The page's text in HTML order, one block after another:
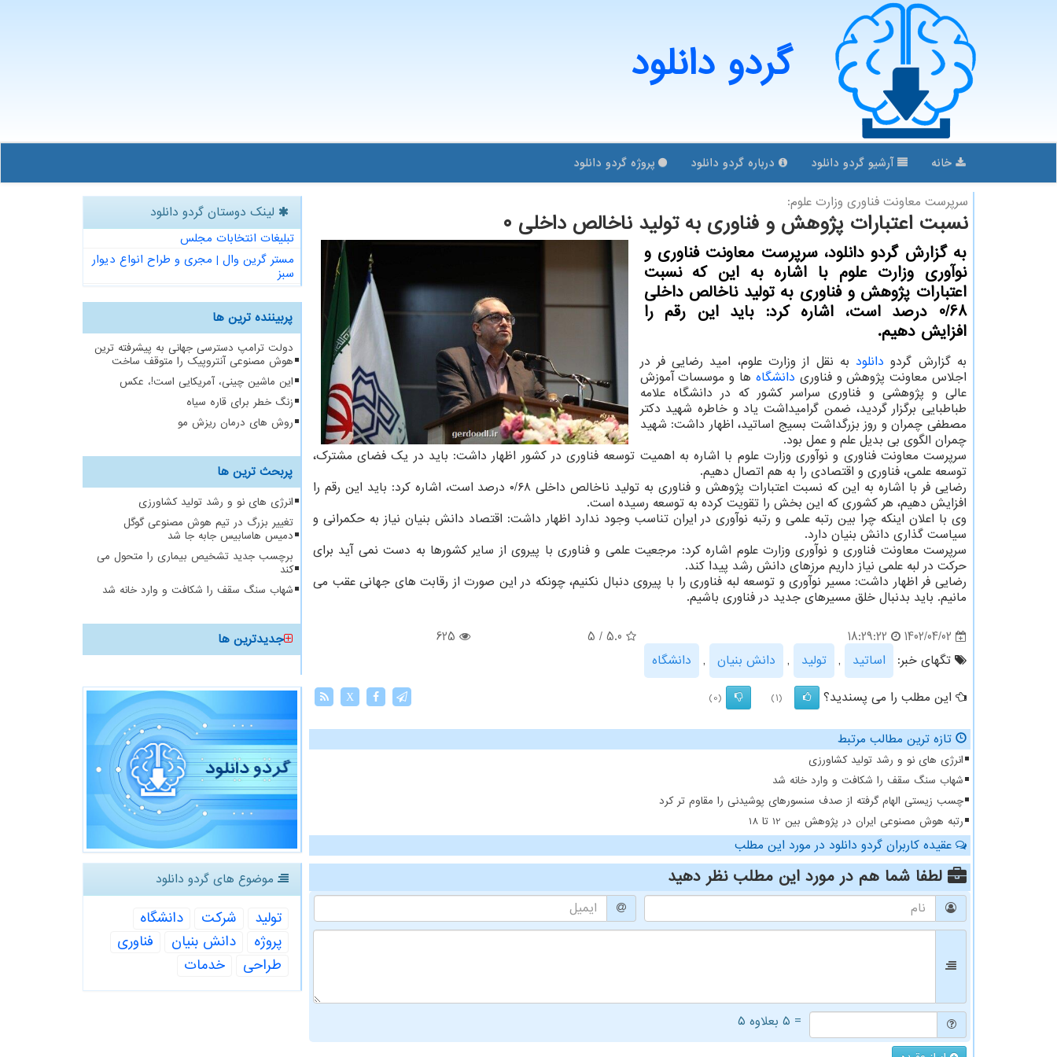
گردو دانلود
خانه آرشیو گردو دانلود درباره گردو دانلود پروژه گردو دانلود
سرپرست معاونت فناوری وزارت علوم:
نسبت اعتبارات پژوهش و فناوری به تولید ناخالص داخلی ۰
به گزارش گردو دانلود، سرپرست معاونت فناوری و
نوآوری وزارت علوم با اشاره به این که نسبت
اعتبارات پژوهش و فناوری به تولید ناخالص داخلی
0/68 درصد است، اشاره کرد: باید این رقم را
افزایش دهیم.
به گزارش گردو دانلود به نقل از وزارت علوم، امید رضایی فر در
اجلاس معاونت پژوهش و فناوری دانشگاه ها و موسسات آموزش
عالی و پژوهشی و فناوری سراسر کشور که در دانشگاه علامه
طباطبایی برگزار گردید، ضمن گرامیداشت یاد و خاطره شهید دکتر
مصطفی چمران و روز بزرگداشت بسیج اساتید، اظهار داشت: شهید
چمران الگوی بی بدیل علم و عمل بود.
سرپرست معاونت فناوری و نوآوری وزارت علوم با اشاره به اهمیت توسعه فناوری در کشور اظهار داشت: باید در یک فضای مشترک،
توسعه علمی، فناوری و اقتصادی را به هم اتصال دهیم.
رضایی فر با اشاره به این که نسبت اعتبارات پژوهش و فناوری به تولید ناخالص داخلی ۰/۶۸ درصد است، اشاره کرد: باید این رقم را
افزایش دهیم، هر کشوری که این بخش را تقویت کرده به توسعه رسیده است.
وی با اعلان اینکه چرا بین رتبه علمی و رتبه نوآوری در ایران تناسب وجود ندارد اظهار داشت: اقتصاد دانش بنیان نیاز به حکمرانی و
سیاست گذاری دانش بنیان دارد.
سرپرست معاونت فناوری و نوآوری وزارت علوم اشاره کرد: مرجعیت علمی و فناوری با پیروی از سایر کشورها به دست نمی آید برای
حرکت در لبه علمی نیاز داریم مرزهای دانش رشد پیدا کند.
رضایی فر اظهار داشت: مسیر نوآوری و توسعه لبه فناوری را با پیروی دنبال نکنیم، چونکه در این صورت از رقابت های جهانی عقب می
مانیم. باید بدنبال خلق مسیرهای جدید در فناوری باشیم.
1402/04/02
18:29:22
5.0
/
5
625
تگهای خبر:
اساتید , تولید , دانش بنیان ,
دانشگاه
این مطلب را می پسندید؟
(1)
(0)
X
تازه ترین مطالب مرتبط
انرژی های نو و رشد تولید کشاورزی
شهاب سنگ سقف را شکافت و وارد خانه شد
چسب زیستی الهام گرفته از صدف سنسورهای پوشیدنی را مقاوم تر کرد
رتبه هوش مصنوعی ایران در پژوهش بین 12 تا 18
عقیده کاربران گردو دانلود در مورد این مطلب
لطفا شما هم در مورد این مطلب نظر دهید
= ۵ بعلاوه ۵
لینک دوستان گردو دانلود
تبلیغات انتخابات مجلس
مستر گرین وال | مجری و طراح انواع دیوار
سبز
پربیننده ترین ها
دولت ترامپ دسترسی جهانی به پیشرفته ترین
هوش مصنوعی آنتروپیک را متوقف ساخت
این ماشین چینی، آمریکایی است!، عکس
زنگ خطر برای قاره سیاه
روش های درمان ریزش مو
پربحث ترین ها
انرژی های نو و رشد تولید کشاورزی
تغییر بزرگ در تیم هوش مصنوعی گوگل
دمیس هاسابیس جابه جا شد
برچسب جدید تشخیص بیماری را متحول می
کند
شهاب سنگ سقف را شکافت و وارد خانه شد
جدیدترین ها
موضوع های گردو دانلود
تولید شركت
دانشگاه
پروژه
دانش بنیان
فناوری
طراحی
خدمات